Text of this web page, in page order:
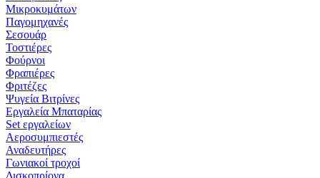
Μικροκυμάτων
Παγομηχανές
Σεσουάρ
Τοστιέρες
Φούρνοι
Φραπιέρες
Φριτέζες
Ψυγεία Βιτρίνες
Εργαλεία Μπαταρίας
Set εργαλείων
Αεροσυμπιεστές
Αναδευτήρες
Γωνιακοί τροχοί
Δισκοπρίονα